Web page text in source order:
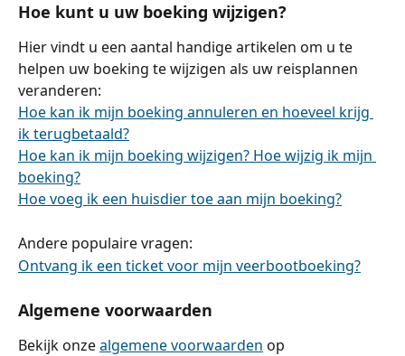
Hoe kunt u uw boeking wijzigen?
Hier vindt u een aantal handige artikelen om u te
helpen uw boeking te wijzigen als uw reisplannen
veranderen:
Hoe kan ik mijn boeking annuleren en hoeveel krijg
ik terugbetaald?
Hoe kan ik mijn boeking wijzigen? Hoe wijzig ik mijn
boeking?
Hoe voeg ik een huisdier toe aan mijn boeking?
Andere populaire vragen:
Ontvang ik een ticket voor mijn veerbootboeking?
Algemene voorwaarden
Bekijk onze algemene voorwaarden op